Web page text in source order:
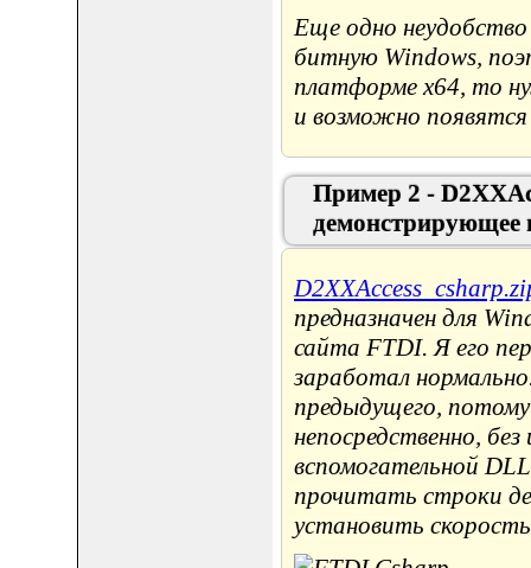
Еще одно
битную Windows,
платформе x64, то
и возможно
Пример 2 -
демонстрирующее
предназначен для
сайта FTDI. Я его
заработал
предыдущего,
непосредственно,
вспомогательной
прочитать строки
установить